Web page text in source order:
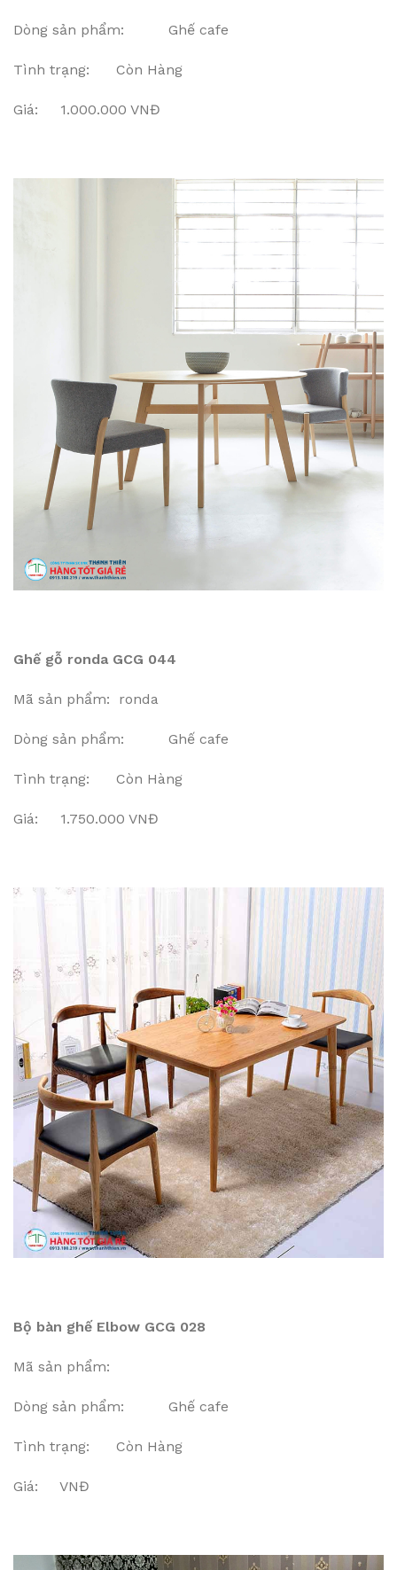
Dòng sản phẩm: Ghế cafe
Tình trạng: Còn Hàng
Giá: 1.000.000 VNĐ
Ghế gỗ ronda GCG 044
Mã sản phẩm: ronda
Dòng sản phẩm: Ghế cafe
Tình trạng: Còn Hàng
Giá: 1.750.000 VNĐ
Bộ bàn ghế Elbow GCG 028
Mã sản phẩm:
Dòng sản phẩm: Ghế cafe
Tình trạng: Còn Hàng
Giá: VNĐ